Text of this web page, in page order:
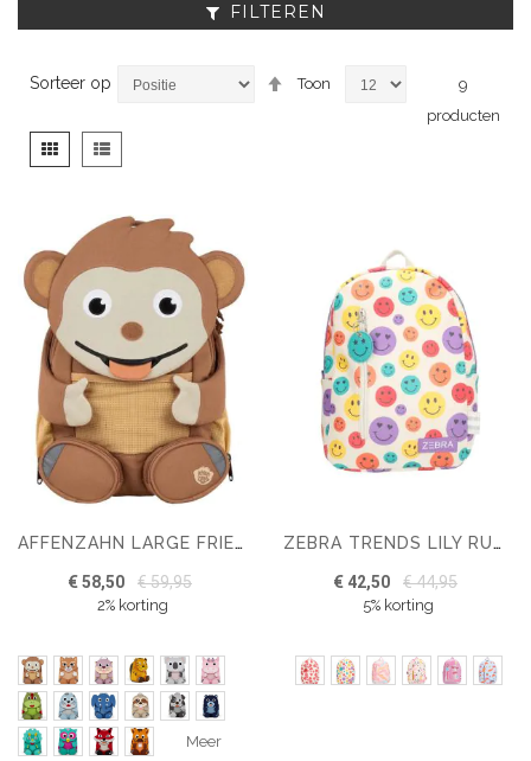
FILTEREN
Sorteer op
Van
Toon
9
producten
Tonen
als
Foto-
tabel
Lijst
AFFENZAHN LARGE FRIEND
€ 58,50 € 59,95
2% korting
Meer
ZEBRA TRENDS LILY RUGZAK
€ 42,50 € 44,95
5% korting